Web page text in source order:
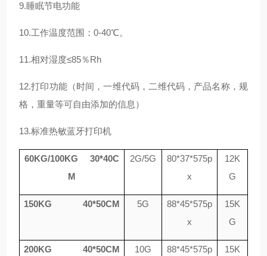
9.睡眠节电功能
10.工作温度范围：0-40℃。
11.相对湿度≤85％Rh
12.打印功能（时间，一维代码，二维代码，产品名称，规
格，重量等可自由添加的信息）
13.标准热敏蓝牙打印机
60KG/100KG 30*40C
M
2G/5G
80*37*575p
x
12K
G
150KG 40*50CM 5G
88*45*575p
x
15K
G
200KG 40*50CM 10G 88*45*575p 15K